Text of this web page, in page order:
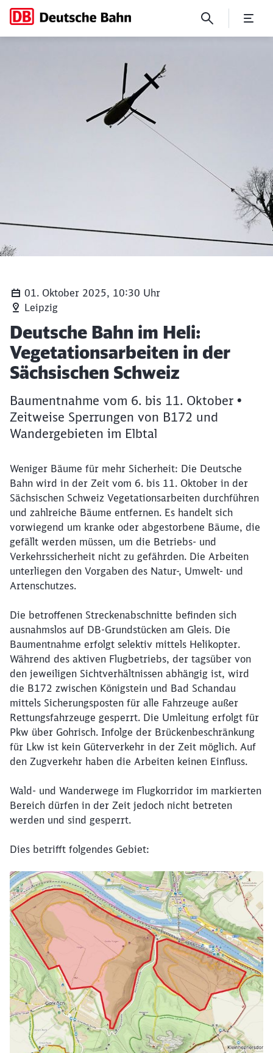
Ein Helikopter bei der Vegetationspflege im Umfeld der
01. Oktober 2025, 10:30 Uhr
Leipzig
Artikel:
Deutsche Bahn im Heli:
Vegetationsarbeiten in der
Sächsischen Schweiz
Baumentnahme vom 6. bis 11. Oktober •
Zeitweise Sperrungen von B172 und
Wandergebieten im Elbtal
Weniger Bäume für mehr Sicherheit: Die Deutsche
Bahn wird in der Zeit vom 6. bis 11. Oktober in der
Sächsischen Schweiz Vegetationsarbeiten durchführen
und zahlreiche Bäume entfernen. Es handelt sich
vorwiegend um kranke oder abgestorbene Bäume, die
gefällt werden müssen, um die Betriebs- und
Verkehrssicherheit nicht zu gefährden. Die Arbeiten
unterliegen den Vorgaben des Natur-, Umwelt- und
Artenschutzes.
Die betroffenen Streckenabschnitte befinden sich
ausnahmslos auf DB-Grundstücken am Gleis. Die
Baumentnahme erfolgt selektiv mittels Helikopter.
Während des aktiven Flugbetriebs, der tagsüber von
den jeweiligen Sichtverhältnissen abhängig ist, wird
die B172 zwischen Königstein und Bad Schandau
mittels Sicherungsposten für alle Fahrzeuge außer
Rettungsfahrzeuge gesperrt. Die Umleitung erfolgt für
Pkw über Gohrisch. Infolge der Brückenbeschränkung
für Lkw ist kein Güterverkehr in der Zeit möglich. Auf
den Zugverkehr haben die Arbeiten keinen Einfluss.
Wald- und Wanderwege im Flugkorridor im markierten
Bereich dürfen in der Zeit jedoch nicht betreten
werden und sind gesperrt.
Dies betrifft folgendes Gebiet:
Schließen
Möchten Sie zuweitergeleitet
werden?
Abbrechen Weiter